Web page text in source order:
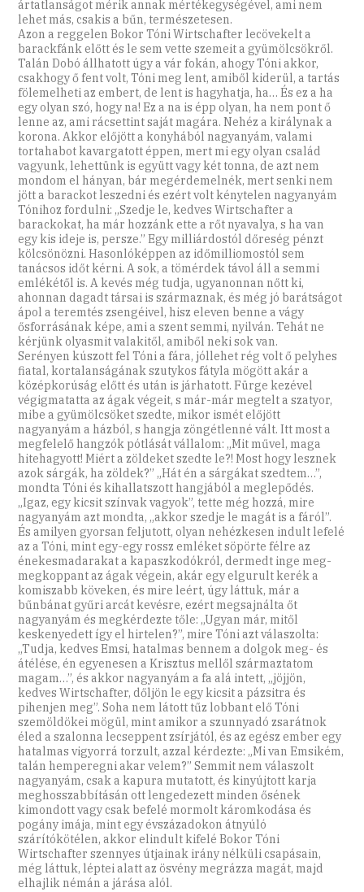
ártatlanságot mérik annak mértékegységével, ami nem
lehet más, csakis a bűn, természetesen.
Azon a reggelen Bokor Tóni Wirtschafter lecövekelt a
barackfánk előtt és le sem vette szemeit a gyümölcsökről.
Talán Dobó állhatott úgy a vár fokán, ahogy Tóni akkor,
csakhogy ő fent volt, Tóni meg lent, amiből kiderül, a tartás
fölemelheti az embert, de lent is hagyhatja, ha… És ez a ha
egy olyan szó, hogy na! Ez a na is épp olyan, ha nem pont ő
lenne az, ami rácsettint saját magára. Nehéz a királynak a
korona. Akkor előjött a konyhából nagyanyám, valami
tortahabot kavargatott éppen, mert mi egy olyan család
vagyunk, lehettünk is együtt vagy két tonna, de azt nem
mondom el hányan, bár megérdemelnék, mert senki nem
jött a barackot leszedni és ezért volt kénytelen nagyanyám
Tónihoz fordulni: „Szedje le, kedves Wirtschafter a
barackokat, ha már hozzánk ette a rőt nyavalya, s ha van
egy kis ideje is, persze.” Egy milliárdostól dőreség pénzt
kölcsönözni. Hasonlóképpen az időmilliomostól sem
tanácsos időt kérni. A sok, a tömérdek távol áll a semmi
emlékétől is. A kevés még tudja, ugyanonnan nőtt ki,
ahonnan dagadt társai is származnak, és még jó barátságot
ápol a teremtés zsengéivel, hisz eleven benne a vágy
ősforrásának képe, ami a szent semmi, nyilván. Tehát ne
kérjünk olyasmit valakitől, amiből neki sok van.
Serényen kúszott fel Tóni a fára, jóllehet rég volt ő pelyhes
fiatal, kortalanságának szutykos fátyla mögött akár a
középkorúság előtt és után is járhatott. Fürge kezével
végigmatatta az ágak végeit, s már-már megtelt a szatyor,
mibe a gyümölcsöket szedte, mikor ismét előjött
nagyanyám a házból, s hangja zöngétlenné vált. Itt most a
megfelelő hangzók pótlását vállalom: „Mit művel, maga
hitehagyott! Miért a zöldeket szedte le?! Most hogy lesznek
azok sárgák, ha zöldek?” „Hát én a sárgákat szedtem…”,
mondta Tóni és kihallatszott hangjából a meglepődés.
„Igaz, egy kicsit színvak vagyok”, tette még hozzá, mire
nagyanyám azt mondta, „akkor szedje le magát is a fáról”.
És amilyen gyorsan feljutott, olyan nehézkesen indult lefelé
az a Tóni, mint egy-egy rossz emléket söpörte félre az
énekesmadarakat a kapaszkodókról, dermedt inge meg-
megkoppant az ágak végein, akár egy elgurult kerék a
komiszabb köveken, és mire leért, úgy láttuk, már a
bűnbánat gyűri arcát kevésre, ezért megsajnálta őt
nagyanyám és megkérdezte tőle: „Ugyan már, mitől
keskenyedett így el hirtelen?”, mire Tóni azt válaszolta:
„Tudja, kedves Emsi, hatalmas bennem a dolgok meg- és
átélése, én egyenesen a Krisztus mellől származtatom
magam…”, és akkor nagyanyám a fa alá intett, „jöjjön,
kedves Wirtschafter, dőljön le egy kicsit a pázsitra és
pihenjen meg”. Soha nem látott tűz lobbant elő Tóni
szemöldökei mögül, mint amikor a szunnyadó zsarátnok
éled a szalonna lecseppent zsírjától, és az egész ember egy
hatalmas vigyorrá torzult, azzal kérdezte: „Mi van Emsikém,
talán hemperegni akar velem?” Semmit nem válaszolt
nagyanyám, csak a kapura mutatott, és kinyújtott karja
meghosszabbításán ott lengedezett minden ősének
kimondott vagy csak befelé mormolt káromkodása és
pogány imája, mint egy évszázadokon átnyúló
szárítókötélen, akkor elindult kifelé Bokor Tóni
Wirtschafter szennyes útjainak irány nélküli csapásain,
még láttuk, léptei alatt az ösvény megrázza magát, majd
elhajlik némán a járása alól.